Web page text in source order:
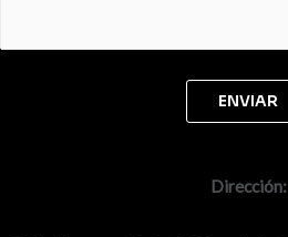
Dirección: